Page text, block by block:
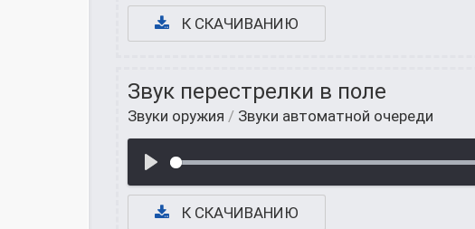
К СКАЧИВАНИЮ
Звук перестрелки в поле
Звуки оружия / Звуки автоматной очереди
К СКАЧИВАНИЮ